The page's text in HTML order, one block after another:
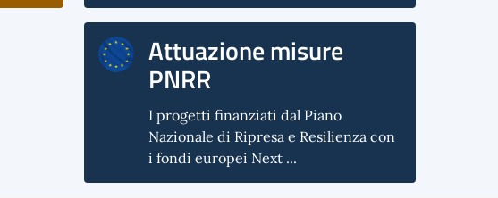
Attuazione misure
PNRR
I progetti finanziati dal Piano
Nazionale di Ripresa e Resilienza con
i fondi europei Next ...